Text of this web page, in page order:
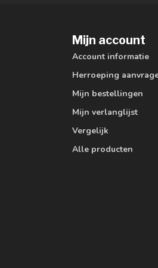
Mijn account
Account informatie
Herroeping
Mijn bestellingen
Mijn verlanglijst
Vergelijk
Alle producten